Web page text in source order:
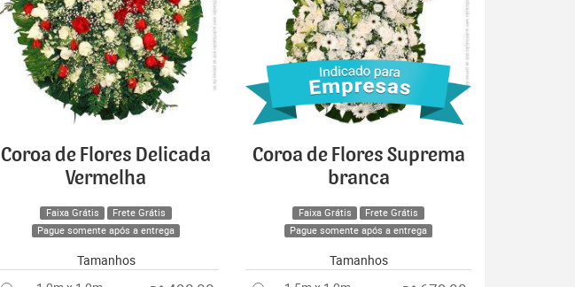
Coroa de Flores Delicada
Vermelha
Faixa Grátis
Frete Grátis
Pague somente após a entrega
Tamanhos
Coroa de Flores Suprema
branca
Faixa Grátis
Frete Grátis
Pague somente após a entrega
Tamanhos